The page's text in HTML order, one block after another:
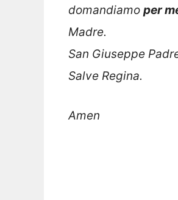
domandiamo per
Madre.
San Giuseppe
Salve Regina.
Amen